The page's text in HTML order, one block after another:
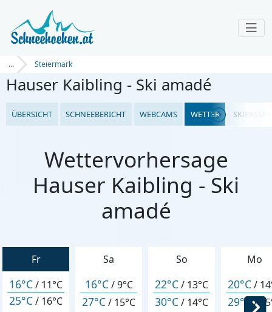
... Steiermark
Hauser Kaibling - Ski amadé
ÜBERSICHT SCHNEEBERICHT WEBCAMS WETTER
Wettervorhersage
Hauser Kaibling - Ski
amadé
Fr
16°C/ 11°C
25°C/ 16°C
Sa
16°C/9°C
27°C/ 15°C
So
22°C/ 13°C
30°C/ 14°C
Mo
20°C/
29°C /